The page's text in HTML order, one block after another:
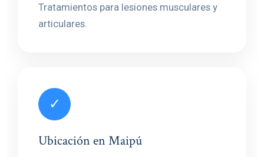
Tratamientos para lesiones musculares y
articulares.
✓
Ubicación en Maipú